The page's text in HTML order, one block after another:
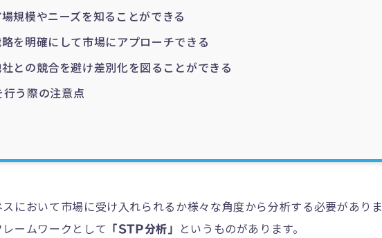
規模やニーズを知ることができる
を明確にして市場にアプローチできる
との競合を避け差別化を図ることができる
う際の注意点
において市場に受け入れられるか様々な角度から分析する必要がありま
ームワークとして
「STP分析」 というものがあります。